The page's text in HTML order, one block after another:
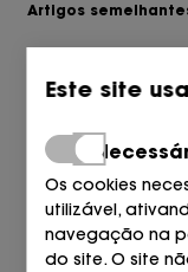
Artigos
Este site
Os cookies
utilizável,
navegação na
do site. O site